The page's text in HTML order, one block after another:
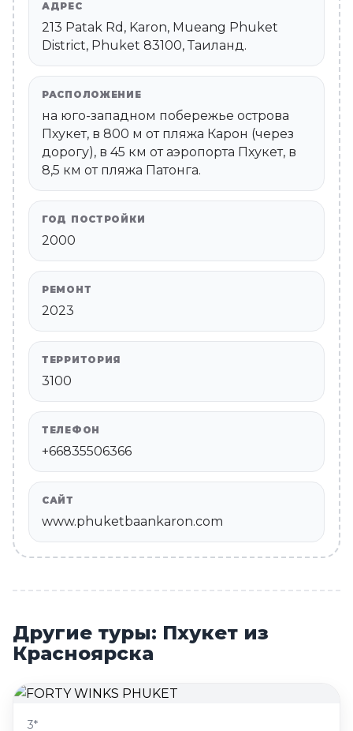
АДРЕС
213 Patak Rd, Karon, Mueang Phuket
District, Phuket 83100, Таиланд.
РАСПОЛОЖЕНИЕ
на юго-западном побережье острова
Пхукет, в 800 м от пляжа Карон (через
дорогу), в 45 км от аэропорта Пхукет, в
8,5 км от пляжа Патонга.
ГОД ПОСТРОЙКИ
2000
РЕМОНТ
2023
ТЕРРИТОРИЯ
3100
ТЕЛЕФОН
+66835506366
САЙТ
www.phuketbaankaron.com
Другие туры: Пхукет из
Красноярска
3*